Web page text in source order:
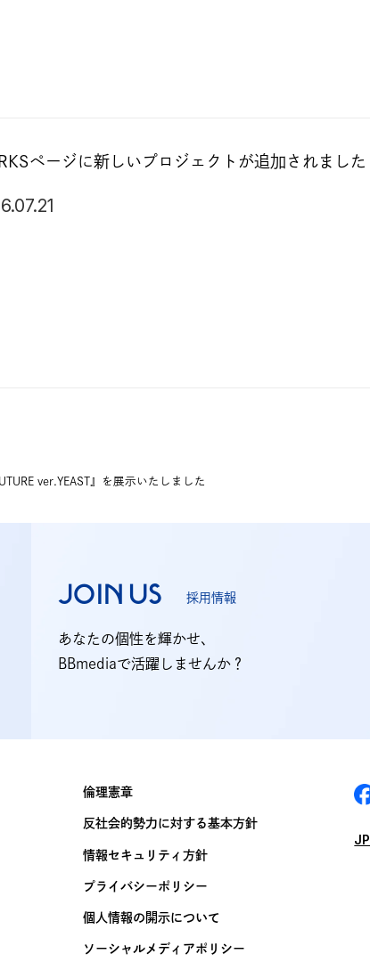
ページに新しいプロジェクトが追加されました
ver.YEAST』を展示いたしました
JOIN US 採用情報
あなたの個性を輝かせ、
BBmediaで活躍しませんか？
倫理憲章
反社会的勢力に対する基本方針
情報セキュリティ方針
プライバシーポリシー
個人情報の開示について
ソーシャルメディアポリシー
JP